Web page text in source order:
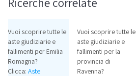
Vuoi scoprire tutte le
aste giudiziarie e
fallimenti per Emilia
Romagna?
Clicca: Aste
Vuoi scoprire tutte le
aste giudiziarie e
fallimenti per la
provincia di
Ravenna?